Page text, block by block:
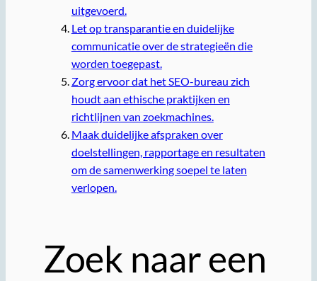
uitgevoerd.
Let op transparantie en duidelijke
communicatie over de strategieën die
worden toegepast.
Zorg ervoor dat het SEO-bureau zich
houdt aan ethische praktijken en
richtlijnen van zoekmachines.
Maak duidelijke afspraken over
doelstellingen, rapportage en resultaten
om de samenwerking soepel te laten
verlopen.
Zoek naar een